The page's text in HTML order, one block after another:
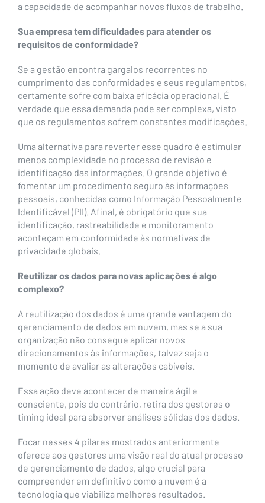
a capacidade de acompanhar novos fluxos de trabalho.
Sua empresa tem dificuldades para atender os
requisitos de conformidade?
Se a gestão encontra gargalos recorrentes no
cumprimento das conformidades e seus regulamentos,
certamente sofre com baixa eficácia operacional. É
verdade que essa demanda pode ser complexa, visto
que os regulamentos sofrem constantes modificações.
Uma alternativa para reverter esse quadro é estimular
menos complexidade no processo de revisão e
identificação das informações. O grande objetivo é
fomentar um procedimento seguro às informações
pessoais, conhecidas como Informação Pessoalmente
Identificável (PII). Afinal, é obrigatório que sua
identificação, rastreabilidade e monitoramento
aconteçam em conformidade às normativas de
privacidade globais.
Reutilizar os dados para novas aplicações é algo
complexo?
A reutilização dos dados é uma grande vantagem do
gerenciamento de dados em nuvem, mas se a sua
organização não consegue aplicar novos
direcionamentos às informações, talvez seja o
momento de avaliar as alterações cabíveis.
Essa ação deve acontecer de maneira ágil e
consciente, pois do contrário, retira dos gestores o
timing ideal para absorver análises sólidas dos dados.
Focar nesses 4 pilares mostrados anteriormente
oferece aos gestores uma visão real do atual processo
de gerenciamento de dados, algo crucial para
compreender em definitivo como a nuvem é a
tecnologia que viabiliza melhores resultados.